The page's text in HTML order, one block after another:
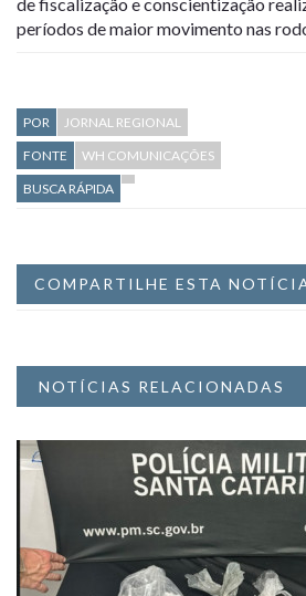
períodos de maior movimento nas
POR
JORNAL REGIONAL
FONTE
WH COMUNICAÇÕES
BUSCA RÁPIDA
COMPARTILHE ESTA
NOTÍCIAS RELACIONADAS